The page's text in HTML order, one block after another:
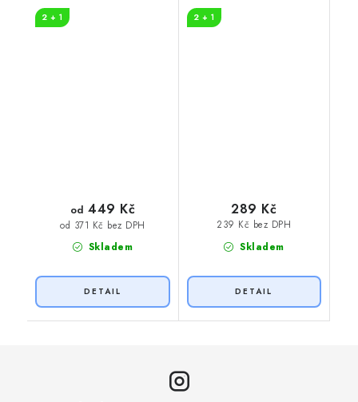
2 + 1
Skladem
od 371 Kč bez DPH
od 449 Kč
2 + 1
Skladem
239 Kč bez DPH
289 Kč